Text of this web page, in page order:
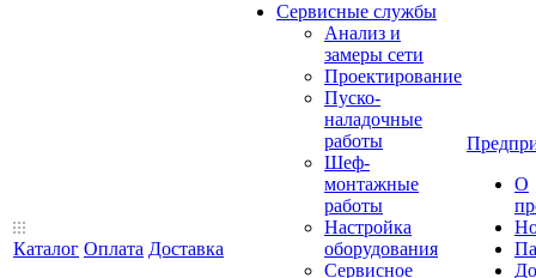
Каталог Оплата Доставка
Сервисные службы
Анализ и
замеры сети
Проектирование
Пуско-
наладочные
работы
Шеф-
монтажные
работы
Настройка
оборудования
Сервисное
О